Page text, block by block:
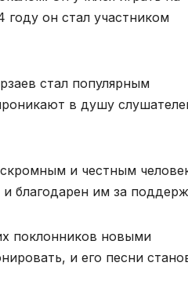
году он стал участником
стал популярным
в душу
и честным
благодарен им за
поклонников новыми
и его песни